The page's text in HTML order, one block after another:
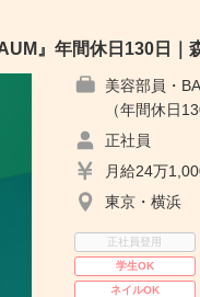
』年間休日130日｜
美容部員・BA
（年間休日
正社員
月給24万
東京・横浜
正社員登用
学生OK
ネイルOK